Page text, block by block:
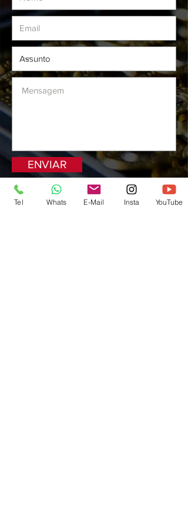
ENVIAR
Tel Whats E-Mail Insta YouTube